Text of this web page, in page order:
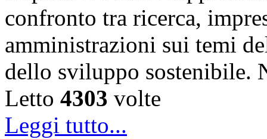
confronto tra ricerca,
amministrazioni sui temi
dello sviluppo sostenibile.
Letto 4303 volte
Leggi tutto...